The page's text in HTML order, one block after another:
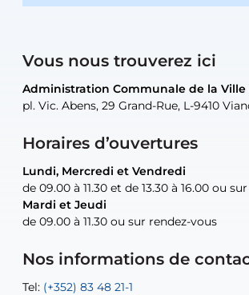
Vous nous trouverez ici
Administration Communale de la Ville
pl. Vic. Abens, 29 Grand-Rue, L-9410
Horaires d’ouvertures
Lundi, Mercredi et Vendredi
de 09.00 à 11.30 et de 13.30 à 16.00 ou
Mardi et Jeudi
de 09.00 à 11.30 ou sur rendez-vous
Nos informations de
Tel: (+352) 83 48 21-1
Administration Communale de la Ville
pl. Vic. Abens, 29 Grand-Rue, L-9410
Lundi, Mercredi et Vendredi
de 09.00 à 11.30 et de 13.30 à 16.00 ou
Mardi et Jeudi
de 09.00 à 11.30 ou sur rendez-vous
Tel: (+352) 83 48 21-20
Administration Communale de la Ville
pl. Vic. Abens, 29 Grand-Rue, L-9410
uniquement sur rendez-vous
Mail:recette@vianden.lu
Administration Communale de la Ville
pl. Vic. Abens, 29 Grand-Rue, L-9410
uniquement sur rendez-vous
Tel:(+352) 83 48 21-31
Atelier Communal de la Ville de
30, rue Neugarten, L-9422 Vianden
uniquement sur rendez-vous
Tel:Permanence (Fuite d’eau) : 83 48 21